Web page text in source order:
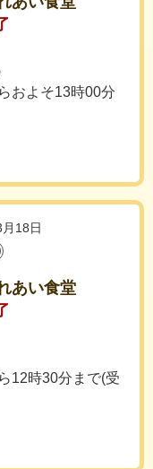
およそ13時00分
18日
あい食堂
12時30分まで(受